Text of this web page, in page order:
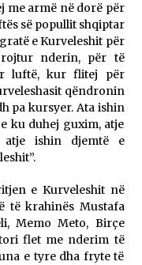
me armë në dorë për
së popullit shqiptar
e Kurveleshit për
nderin, për të
luftë, kur flitej për
qëndronin
pa kursyer. Ata ishin
ku duhej guxim, atje
atje ishin djemtë e
e Kurveleshit në
të krahinës Mustafa
Memo Meto, Birçe
flet me nderim të
e tyre dha fryte të